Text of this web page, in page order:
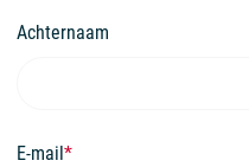
Achternaam
E-mail *